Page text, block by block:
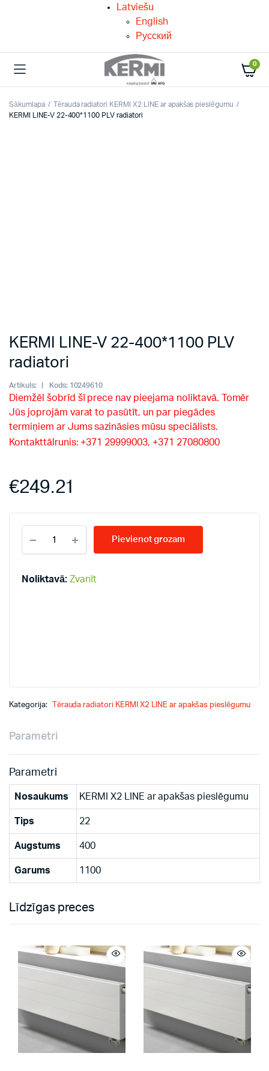
Latviešu
English
Русский
0
Sākumlapa
Tērauda radiatori KERMI X2 LINE ar apakšas pieslēgumu
KERMI LINE-V 22-400*1100 PLV radiatori
KERMI LINE-V 22-400*1100 PLV
radiatori
Artikuls: Kods: 10249610
Diemžēl šobrīd šī prece nav pieejama noliktavā. Tomēr
Jūs joprojām varat to pasūtīt, un par piegādes
termiņiem ar Jums sazināsies mūsu speciālists.
Kontakttālrunis: +371 29999003, +371 27080800
€249.21
LINE-
V
400*1100
Pievienot grozam
Noliktavā: Zvanīt
Kategorija: Tērauda radiatori KERMI X2 LINE ar apakšas pieslēgumu
Parametri
Parametri
Nosaukums KERMI X2 LINE ar apakšas pieslēgumu
Tips 22
Augstums 400
Garums 1100
Līdzīgas preces